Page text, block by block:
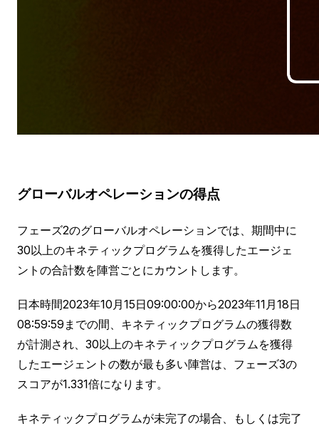
グローバルオペレーションの得点
フェーズ2のグローバルオペレーションでは、期間中に
30以上のキネティックプログラムを獲得したエージェ
ントの合計数を陣営ごとにカウントします。
日本時間2023年10月15日09:00:00から2023年11月18日
08:59:59までの間、キネティックプログラムの獲得数
が計測され、30以上のキネティックプログラムを獲得
したエージェントの数が最も多い陣営は、フェーズ3の
スコアが1.331倍になります。
キネティックプログラムが未完了の場合、もしくは完了